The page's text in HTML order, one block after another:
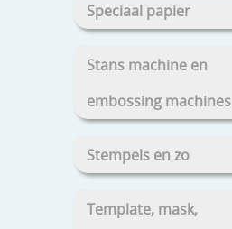
Speciaal papier
Stans machine en
embossing machines
Stempels en zo
Template, mask,